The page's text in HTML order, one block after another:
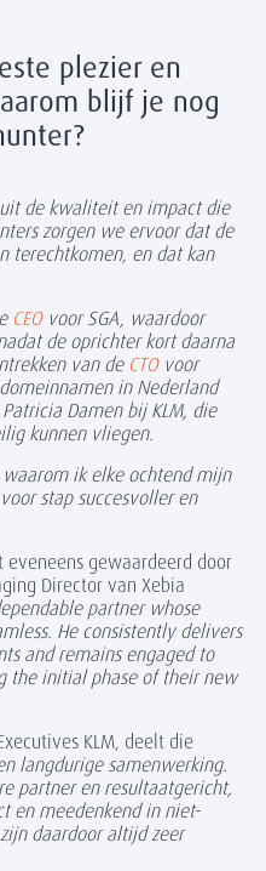
plezier en
blijf je nog
de kwaliteit en impact die
zorgen we ervoor dat de
terechtkomen, en dat kan
CEOvoor SGA, waardoor
de oprichter kort daarna
van de CTOvoor
in Nederland
Damen bij KLM, die
kunnen vliegen.
ik elke ochtend mijn
stap succesvoller en
gewaardeerd door
Director van Xebia
partner whose
He consistently delivers
and remains engaged to
the initial phase of their new
KLM, deelt die
langdurige samenwerking.
partner en resultaatgericht,
en meedenkend in niet-
daardoor altijd zeer